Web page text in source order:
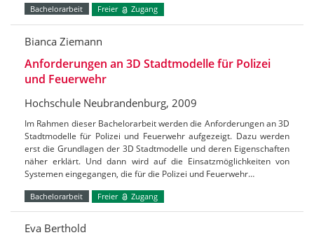
Bachelorarbeit Freier Zugang
Bianca Ziemann
Anforderungen an 3D Stadtmodelle für Polizei
und Feuerwehr
Hochschule Neubrandenburg, 2009
Im Rahmen dieser Bachelorarbeit werden die Anforderungen an 3D
Stadtmodelle für Polizei und Feuerwehr aufgezeigt. Dazu werden
erst die Grundlagen der 3D Stadtmodelle und deren Eigenschaften
näher erklärt. Und dann wird auf die Einsatzmöglichkeiten von
Systemen eingegangen, die für die Polizei und Feuerwehr…
Bachelorarbeit Freier Zugang
Eva Berthold